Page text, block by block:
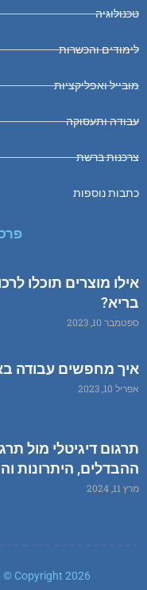
טכנולוגיה
לימודים והכשרות
מובייל ואפליקציות
עבודה ותעסוקה
צרכנות ברשת
כתבות נוספות
אילו מוצרים תוכלו
בריא?
ספטמבר 10, 2023
איך מחפשים עבודה
אפריל 10, 2023
תרגום דיגיטלי מול
ההבדלים, היתרונות
מרץ 11, 2024
Copyright 2026 © אתר https://www.goapps.co.il/